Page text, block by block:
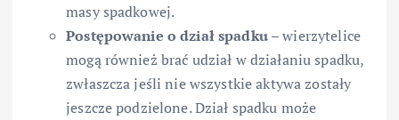
masy spadkowej.
Postępowanie o dział spadku– wierzytelice
mogą również brać udział w działaniu spadku,
zwłaszcza jeśli nie wszystkie aktywa zostały
jeszcze podzielone. Dział spadku może